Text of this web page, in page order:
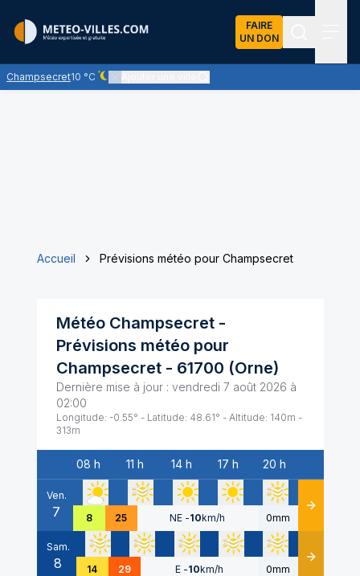
FAIRE
UN DON
Champsecret10 °C
Ciel dégagé - quasiment pas de nuages
Accueil Prévisions météo pour Champsecret
Météo Champsecret-
Prévisions météo pour
Champsecret- 61700 (Orne)
Dernière mise à jour : vendredi 7 août 2026 à
02:00
Longitude: -0.55° - Latitude: 48.61° - Altitude: 140m -
313m
Date
08 h 11 h 14 h 17 h 20 h
Ven.
7 8 25 NE -10km/h 0mm Détails
Sam.
8 14 29 E -10km/h 0mm Détails